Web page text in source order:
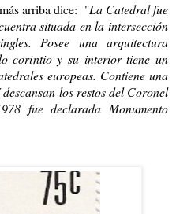
arriba dice: "La Catedral fue
situada en la intersección
Posee una arquitectura
corintio y su interior tiene un
europeas. Contiene una
los restos del Coronel
fue declarada Monumento